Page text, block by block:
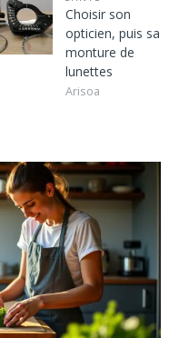
Choisir son
opticien, puis sa
monture de
lunettes
Arisoa